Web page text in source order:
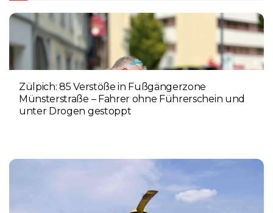
Zülpich: 85 Verstöße in Fußgängerzone
Münsterstraße – Fahrer ohne Führerschein und
unter Drogen gestoppt